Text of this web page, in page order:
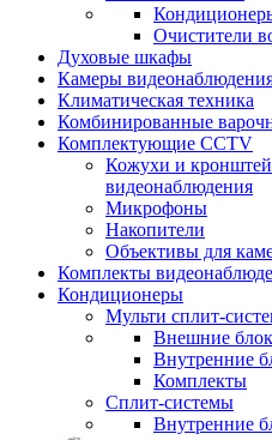
Очистители
Духовые шкафы
Камеры
Климатическая техника
Комбинированные
Комплектующие CCTV
Кожухи и
видеонаблюдения
Микрофоны
Накопители
Объективы для
Комплекты
Кондиционеры
Мульти сплит-
Внешние
Внутренние
Комплекты
Сплит-системы
Внутренние